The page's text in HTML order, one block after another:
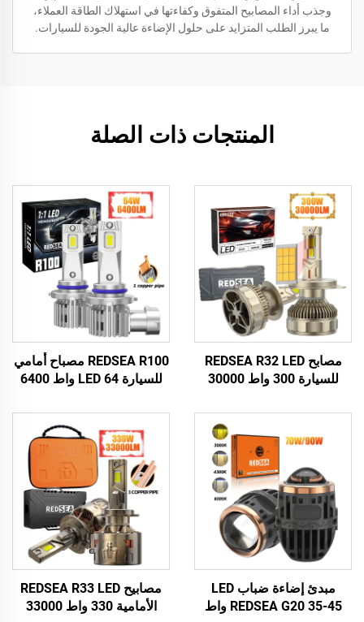
وجذب أداء المصابيح المتفوق وكفاءتها في استهلاك الطاقة العملاء،
ما يبرز الطلب المتزايد على حلول الإضاءة عالية الجودة للسيارات.
المنتجات ذات الصلة
مصابح REDSEA R32 LED
للسيارة 300 واط 30000
REDSEA R100 مصباح أمامي
للسيارة LED 64 واط 6400
مبدئ إضاءة ضباب LED
REDSEA G20 35-45 واط
مصابيح REDSEA R33 LED
الأمامية 330 واط 33000